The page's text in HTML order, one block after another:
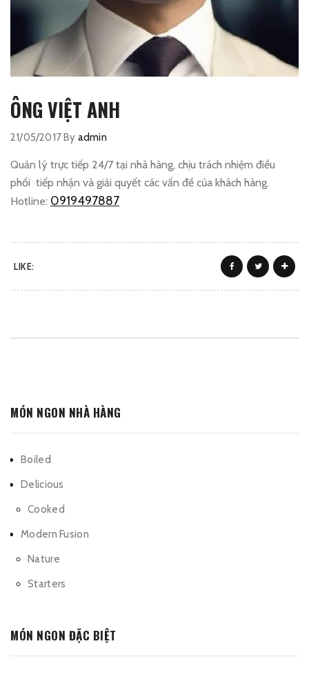
ÔNG VIỆT ANH
21/05/2017By admin
Quản lý trực tiếp 24/7 tại nhà hàng, chịu trách nhiệm điều
phối tiếp nhận và giải quyết các vấn đề của khách hàng.
Hotline: 0919497887
LIKE:
MÓN NGON NHÀ HÀNG
Boiled
Delicious
Cooked
Modern Fusion
Nature
Starters
MÓN NGON ĐẶC BIỆT